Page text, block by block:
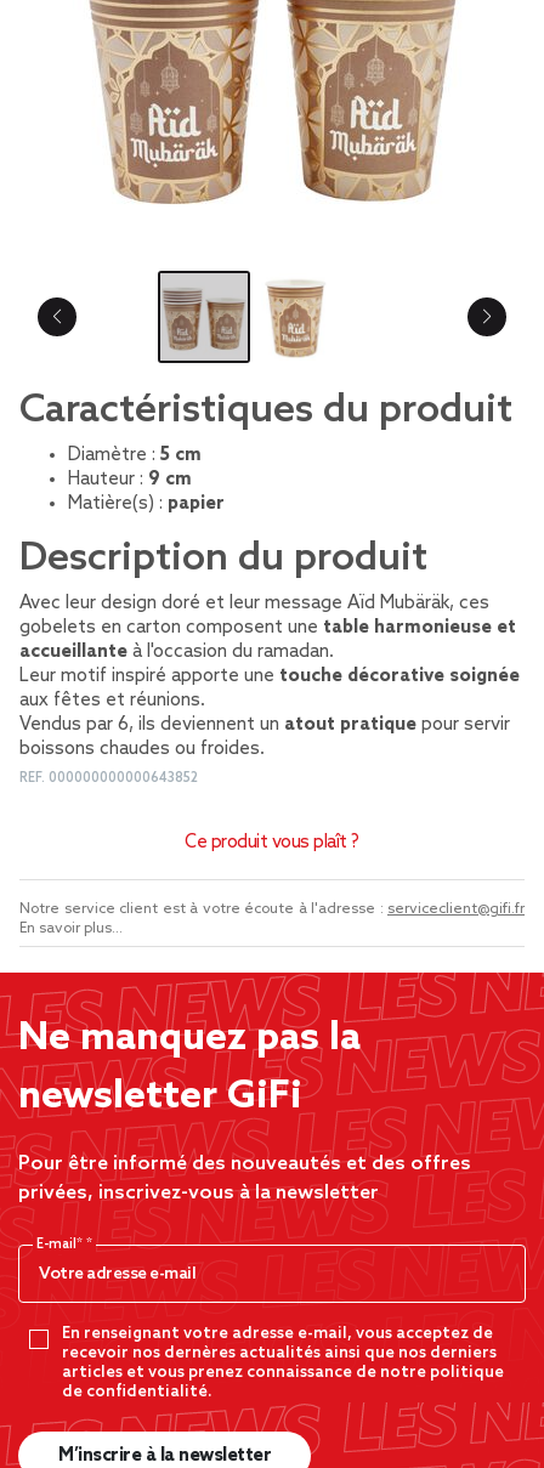
Caractéristiques du produit
Diamètre : 5 cm
Hauteur : 9 cm
Matière(s) : papier
Description du produit
Avec leur design doré et leur message Aïd Mubäräk, ces
gobelets en carton composent une table harmonieuse et
accueillante à l'occasion du ramadan.
Leur motif inspiré apporte une touche décorative soignée
aux fêtes et réunions.
Vendus par 6, ils deviennent un atout pratique pour servir
boissons chaudes ou froides.
REF. 000000000000643852
Ce produit vous plaît ?
Notre service client est à votre écoute à l'adresse : serviceclient@gifi.fr
En savoir plus...
Ne manquez pas la
newsletter GiFi
Pour être informé des nouveautés et des offres
privées, inscrivez-vous à la newsletter
E-mail*
En renseignant votre adresse e-mail, vous acceptez de
recevoir nos dernères actualités ainsi que nos derniers
articles et vous prenez connaissance de notre politique
de confidentialité.
M’inscrire à la newsletter